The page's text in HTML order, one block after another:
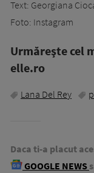
Text: Georgiana
Foto: Instagram
Urmăreşte cel
elle.ro
Lana Del Rey
Daca ti-a placut
GOOGLE NEWS